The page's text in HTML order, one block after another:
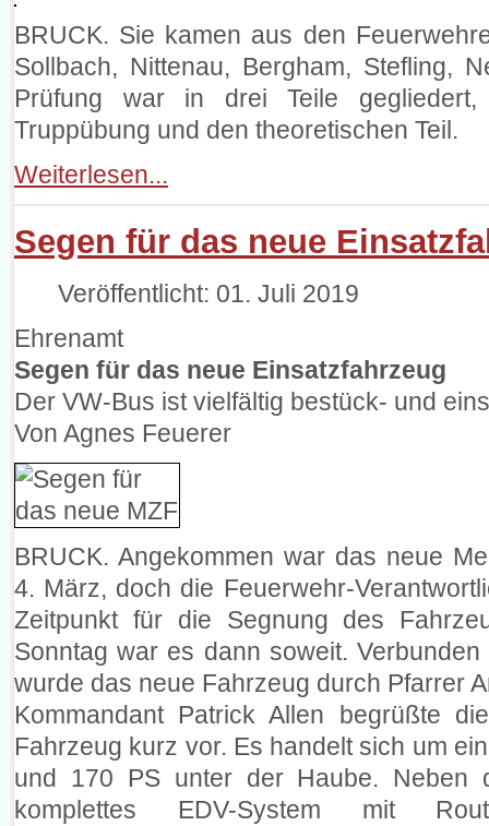
BRUCK. Sie kamen aus den
Sollbach, Nittenau, Bergham, Stefling,
Prüfung war in drei Teile
Truppübung und den theoretischen Teil.
Weiterlesen...
Segen für das neue
Veröffentlicht: 01. Juli 2019
Ehrenamt
Segen für das neue Einsatzfahrzeug
Der VW-Bus ist vielfältig bestück- und
Von Agnes Feuerer
BRUCK. Angekommen war das neue
4. März, doch die Feuerwehr-
Zeitpunkt für die Segnung des
Sonntag war es dann soweit.
wurde das neue Fahrzeug durch Pfarrer
Kommandant Patrick Allen begrüßte
Fahrzeug kurz vor. Es handelt sich um
und 170 PS unter der Haube. Neben
komplettes EDV-System mit